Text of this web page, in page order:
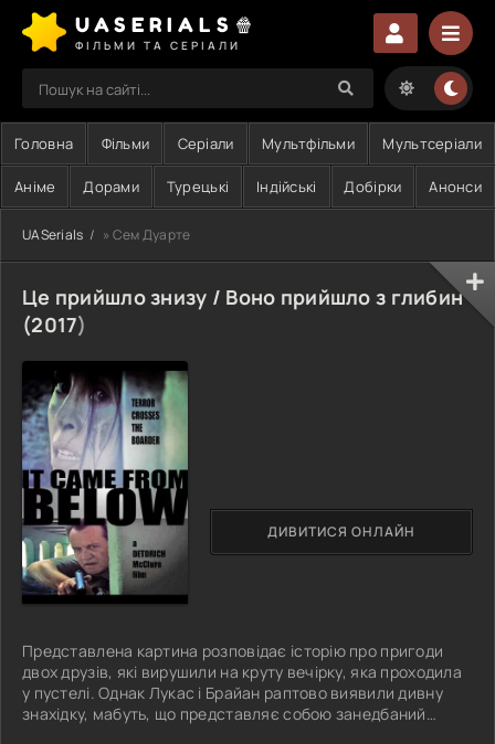
UASERIALS🍿
ФІЛЬМИ ТА СЕРІАЛИ
Головна Фільми Серіали Мультфільми Мультсеріали
Аніме Дорами Турецькі Індійські Добірки Анонси
UASerials » Сем Дуарте
Це прийшло знизу / Воно прийшло з глибин
(2017)
Представлена ​​картина розповідає історію про пригоди
двох друзів, які вирушили на круту вечірку, яка проходила
у пустелі. Однак Лукас і Брайан раптово виявили дивну
знахідку, мабуть, що представляє собою занедбаний
ДИВИТИСЯ ОНЛАЙН